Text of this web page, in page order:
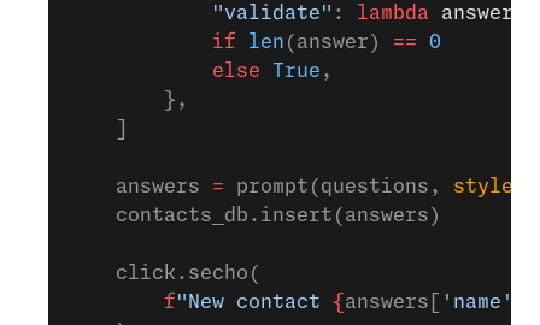
            "validate"
: lambda answer
            if
len (answer) == 0
            else
True ,
        },
    answers
= prompt(questions, style
    contacts_db.insert(answers)
    click.secho(
        f
"New contact { answers[ 'name'